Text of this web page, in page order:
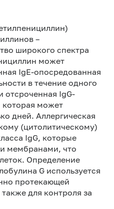
–
широкого спектра
может
IgE-опосредованная
в течение одного
отсроченная IgG-
которая может
дней. Аллергическая
(цитолитическому)
IgG, которые
мембранами, что
Определение
G используется
протекающей
для контроля за